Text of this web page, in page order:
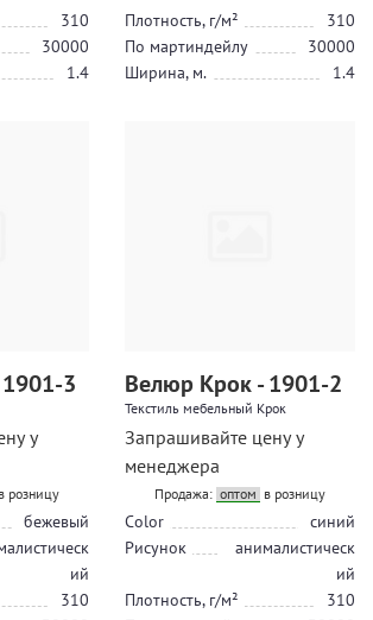
310
30000
1.4
Плотность, г/м²
310
По мартиндейлу
30000
Ширина, м.
1.4
3
у
в розницу
бежевый
ий
310
Велюр Крок - 1901-2
Текстиль мебельный Крок
Запрашивайте цену у
менеджера
Продажа: оптом в розницу
Color
синий
Рисунок
анималистическ
ий
Плотность, г/м²
310